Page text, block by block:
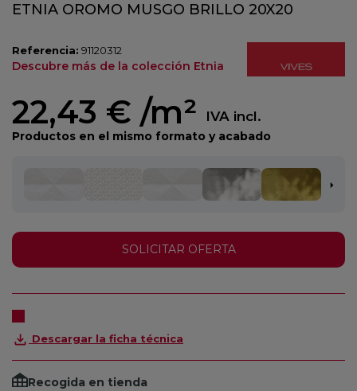
ETNIA OROMO MUSGO BRILLO 20X20
Referencia: 91120312
Descubre más de la colección Etnia
22,43 € /m² IVA incl.
Productos en el mismo formato y acabado
SOLICITAR OFERTA
Descargar la ficha técnica
Recogida en tienda